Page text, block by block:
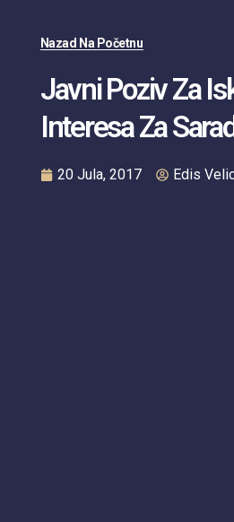
Nazad Na Početnu
Javni Poziv Za
Interesa Za
20 Jula, 2017 Edis